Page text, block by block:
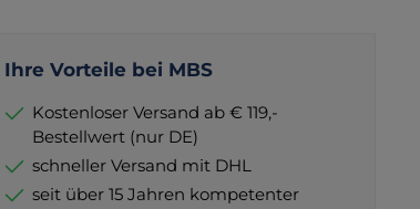
Ihre Vorteile bei MBS
Kostenloser Versand ab € 119,-
Bestellwert (nur DE)
schneller Versand mit DHL
seit über 15 Jahren kompetenter